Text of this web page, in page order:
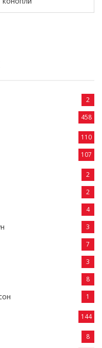
2
458
110
107
2
2
4
3
7
3
8
1
144
8